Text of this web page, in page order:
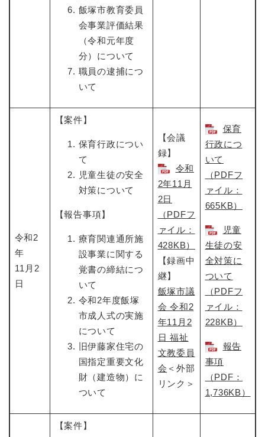
飯塚市教育委員
会事業評価結果
（令和元年度
分）について
職員の逮捕につ
いて
令和2
年
11月2
日
【案件】
保育行政につい
て
児童生徒の安全
対策について
【報告事項】
療育関連通所施
設事業に関する
覚書の締結につ
いて
令和2年度飯塚
市成人式の実施
について
旧伊藤家住宅の
国指定重要文化
財（建造物）に
ついて
【会議
録】
令和
2年11月
2日​
（PDFフ
ァイル：
428KB）
【録画中
継】
飯塚市議
会 令和2
年11月2
日 福祉
文教委員
会​ ＜外部
リンク＞
保育
行政につ
いて
（PDFフ
ァイル：
665KB）
児童
生徒の安
全対策に
ついて
（PDFフ
ァイル：
228KB）
報告
事項
（PDF：
1,736KB）
【案件】